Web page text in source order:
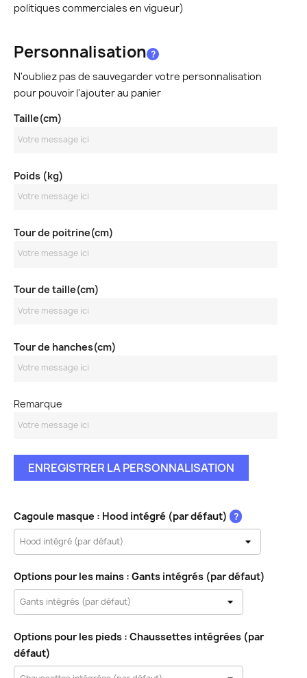
politiques commerciales en vigueur)
Personnalisation ?
N'oubliez pas de sauvegarder votre personnalisation
pour pouvoir l'ajouter au panier
Taille(cm)
Poids (kg)
Tour de poitrine(cm)
Tour de taille(cm)
Tour de hanches(cm)
Remarque
ENREGISTRER LA PERSONNALISATION
Cagoule masque : Hood intégré (par défaut) ?
Options pour les mains : Gants intégrés (par défaut)
Options pour les pieds : Chaussettes intégrées (par
défaut)